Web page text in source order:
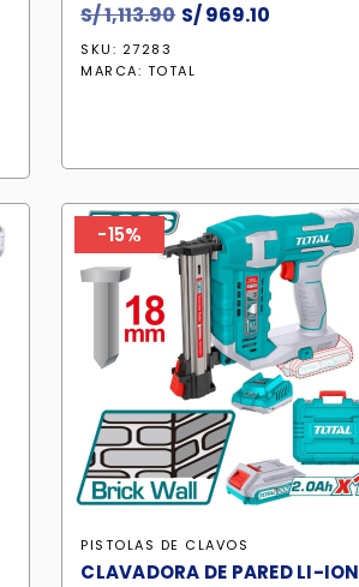
S/1,113.90 El
original
S/969.10
SKU: 27283
MARCA: TOTAL
-15%
PISTOLAS DE CLAVOS
CLAVADORA DE PARED LI-ION